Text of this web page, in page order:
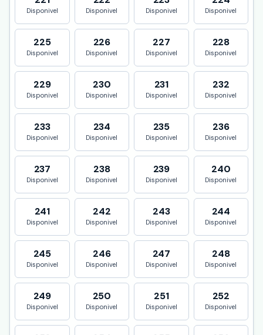
Disponivel Disponivel Disponivel Disponivel
225
Disponivel
226
Disponivel
227
Disponivel
228
Disponivel
229
Disponivel
230
Disponivel
231
Disponivel
232
Disponivel
233
Disponivel
234
Disponivel
235
Disponivel
236
Disponivel
237
Disponivel
238
Disponivel
239
Disponivel
240
Disponivel
241
Disponivel
242
Disponivel
243
Disponivel
244
Disponivel
245
Disponivel
246
Disponivel
247
Disponivel
248
Disponivel
249
Disponivel
250
Disponivel
251
Disponivel
252
Disponivel